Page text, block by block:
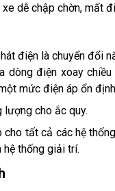
dễ chập chờn, mất
điện là chuyển đổi
dòng điện xoay
mức điện áp ổn
lượng cho ắc quy.
tất cả các hệ
hệ thống giải trí.